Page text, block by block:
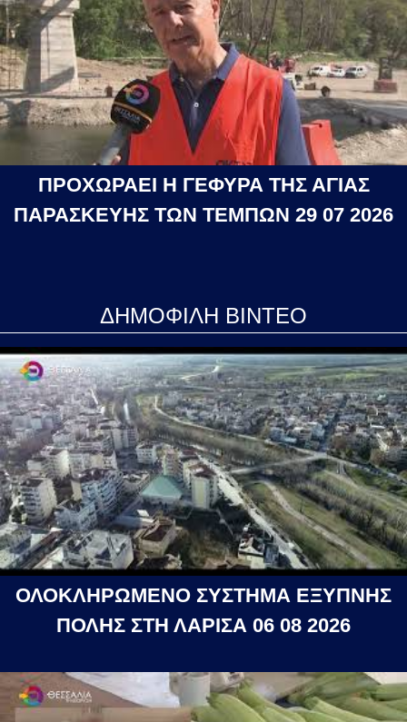
ΠΡΟΧΩΡΑΕΙ Η ΓΕΦΥΡΑ ΤΗΣ ΑΓΙΑΣ
ΠΑΡΑΣΚΕΥΗΣ ΤΩΝ ΤΕΜΠΩΝ 29 07 2026
ΔΗΜΟΦΙΛΗ ΒΙΝΤΕΟ
ΟΛΟΚΛΗΡΩΜΕΝΟ ΣΥΣΤΗΜΑ ΕΞΥΠΝΗΣ
ΠΟΛΗΣ ΣΤΗ ΛΑΡΙΣΑ 06 08 2026